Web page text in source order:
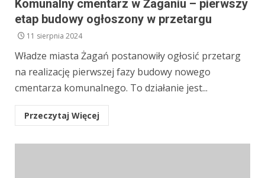
Komunalny cmentarz w Żaganiu – pierwszy
etap budowy ogłoszony w przetargu
11 sierpnia 2024
Władze miasta Żagań postanowiły ogłosić przetarg
na realizację pierwszej fazy budowy nowego
cmentarza komunalnego. To działanie jest...
Przeczytaj Więcej